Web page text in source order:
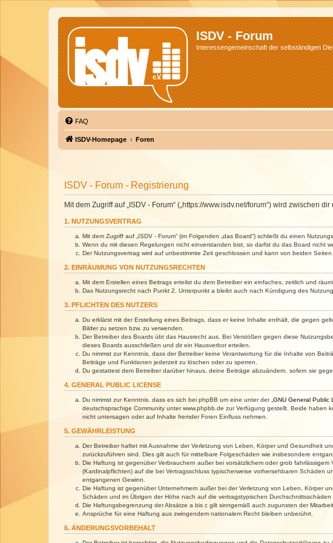
ISDV - Forum
Interessengemeinschaft der selbständigen
FAQ
ISDV-Homepage Foren
ISDV - Forum - Registrierung
Mit dem Zugriff auf „ISDV - Forum“ („https://www.isdv.net/forum“) wird
1. NUTZUNGSVERTRAG
Mit dem Zugriff auf „ISDV - Forum“ (im Folgenden „das Board“) schließt du einen
Wenn du mit diesen Regelungen nicht einverstanden bist, so darfst du das Board nicht
Der Nutzungsvertrag wird auf unbestimmte Zeit geschlossen und kann von beiden
2. EINRÄUMUNG VON NUTZUNGSRECHTEN
Mit dem Erstellen eines Beitrags erteilst du dem Betreiber ein einfaches, zeitlich und
Das Nutzungsrecht nach Punkt 2, Unterpunkt a bleibt auch nach Kündigung des
3. PFLICHTEN DES NUTZERS
Du erklärst mit der Erstellung eines Beitrags, dass er keine Inhalte enthält, die gegen
Bilder zu setzen bzw. zu verwenden.
Der Betreiber des Boards übt das Hausrecht aus. Bei Verstößen gegen diese
dieses Boards ausschließen und dir ein Hausverbot erteilen.
Du nimmst zur Kenntnis, dass der Betreiber keine Verantwortung für die Inhalte von
Beiträge und Funktionen jederzeit zu löschen oder zu sperren.
Du gestattest dem Betreiber darüber hinaus, deine Beiträge abzuändern, sofern sie
4. GENERAL PUBLIC LICENSE
Du nimmst zur Kenntnis, dass es sich bei phpBB um eine unter der „ GNU General Public
deutschsprachige Community unter www.phpbb.de zur Verfügung gestellt. Beide
nicht untersagen oder auf Inhalte fremder Foren Einfluss nehmen.
5. GEWÄHRLEISTUNG
Der Betreiber haftet mit Ausnahme der Verletzung von Leben, Körper und Gesundheit
zurückzuführen sind. Dies gilt auch für mittelbare Folgeschäden wie insbesondere
Die Haftung ist gegenüber Verbrauchern außer bei vorsätzlichem oder grob
(Kardinalpflichten) auf die bei Vertragsschluss typischerweise vorhersehbaren Schäden
entgangenen Gewinn.
Die Haftung ist gegenüber Unternehmern außer bei der Verletzung von Leben, Körper
Schäden und im Übrigen der Höhe nach auf die vertragstypischen
Die Haftungsbegrenzung der Absätze a bis c gilt sinngemäß auch zugunsten der
Ansprüche für eine Haftung aus zwingendem nationalem Recht bleiben unberührt.
6. ÄNDERUNGSVORBEHALT